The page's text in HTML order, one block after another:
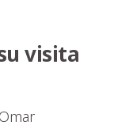
visita